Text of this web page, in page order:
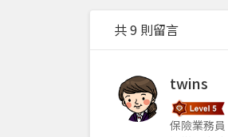
共 9 則留言
twins
保險業務員